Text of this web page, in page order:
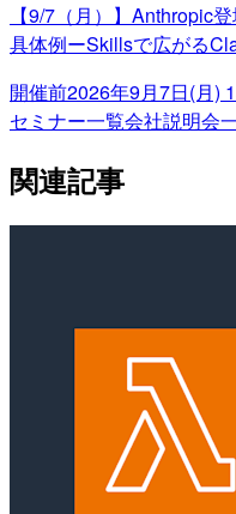
【9/7（月）】Anthropic
具体例ーSkillsで広がる
開催前2026年9月7日(月)
セミナー一覧会社説明会
関連記事